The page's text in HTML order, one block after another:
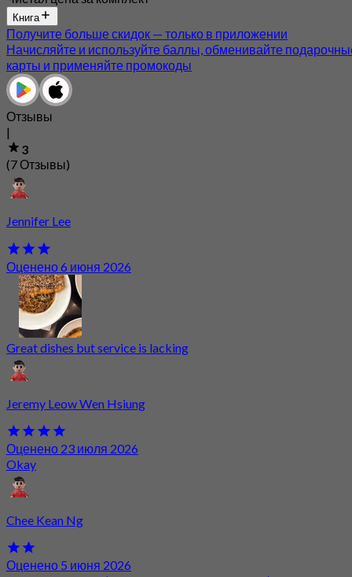
Книга
Получите больше скидок — только в приложении
Начисляйте и используйте баллы, обменивайте
карты и применяйте промокоды
Отзывы
|
3
(7 Отзывы)
Jennifer Lee
Оценено 6 июня 2026
Great dishes but service is lacking
Jeremy Leow Wen Hsiung
Оценено 23 июля 2026
Okay
Chee Kean Ng
Оценено 5 июня 2026